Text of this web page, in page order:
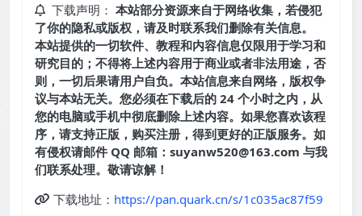
下载声明： 本站部分资源来自于网络收集，若侵犯
了你的隐私或版权，请及时联系我们删除有关信息。
本站提供的一切软件、教程和内容信息仅限用于学习和
研究目的；不得将上述内容用于商业或者非法用途，否
则，一切后果请用户自负。本站信息来自网络，版权争
议与本站无关。您必须在下载后的 24 个小时之内，从
您的电脑或手机中彻底删除上述内容。如果您喜欢该程
序，请支持正版，购买注册，得到更好的正版服务。如
有侵权请邮件 QQ 邮箱：suyanw520@163.com 与我
们联系处理。敬请谅解！
下载地址： https://pan.quark.cn/s/1c035ac87f59